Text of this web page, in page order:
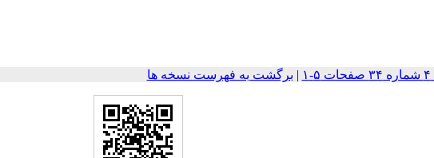
| برگشت به فهرست نسخه ها